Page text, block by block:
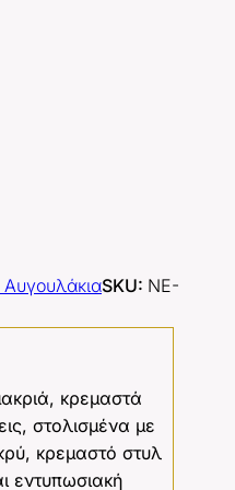
SKU: NE-
κρεμαστά
στολισμένα με
κρεμαστό στυλ
εντυπωσιακή